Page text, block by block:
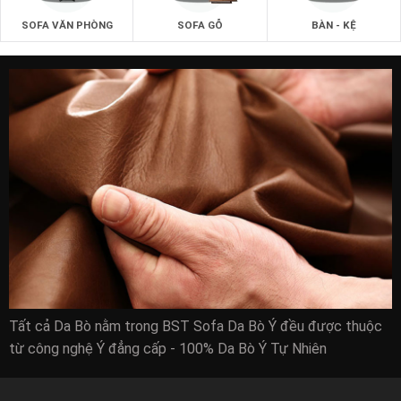
Mua sofa da bò nhập khẩu chất lượng cao cho
phòng khách:
SOFA VĂN PHÒNG SOFA GỖ BÀN - KỆ
Tất cả Da Bò nằm trong BST Sofa Da Bò Ý đều được thuộc
từ công nghệ Ý đẳng cấp - 100% Da Bò Ý Tự Nhiên